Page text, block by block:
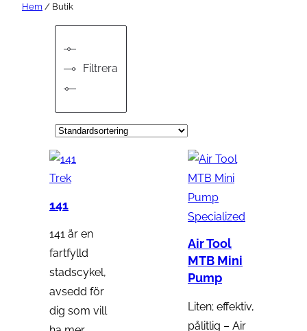
Hem / Butik
Filtrera
Trek
141
141 är en
fartfylld
stadscykel,
avsedd för
dig som vill
Specialized
Air Tool
MTB Mini
Pump
Liten; effektiv,
pålitlig – Air